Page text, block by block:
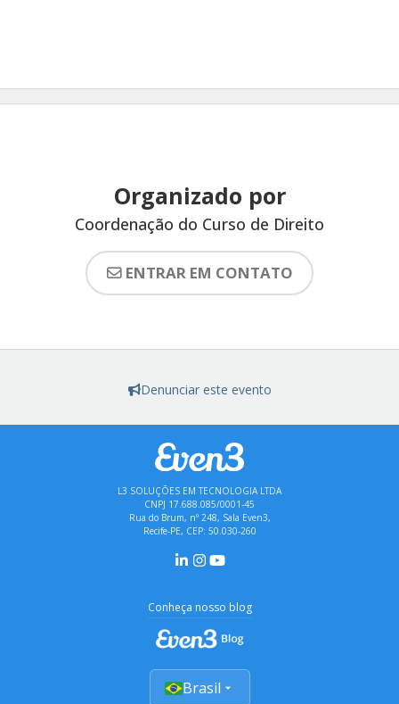
Organizado por
Coordenação do Curso de Direito
ENTRAR EM CONTATO
Denunciar este evento
L3 SOLUÇÕES EM TECNOLOGIA LTDA
CNPJ 17.688.085/0001-45
Rua do Brum, nº 248, Sala Even3,
Recife-PE, CEP: 50.030-260
Conheça nosso blog
Brasil